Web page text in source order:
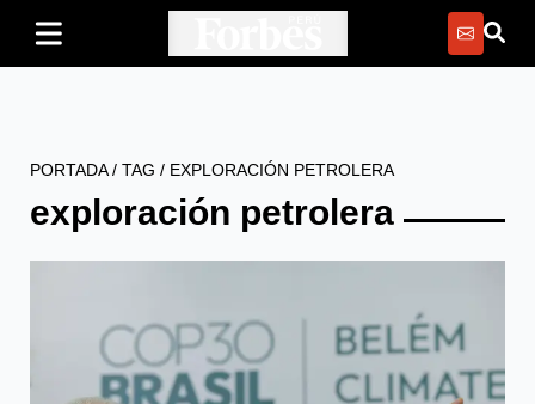
PORTADA/ TAG / EXPLORACIÓN PETROLERA
exploración petrolera